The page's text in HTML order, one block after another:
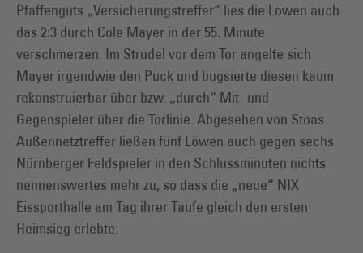
Pfaffenguts „Versicherungstreffer“ lies die Löwen auch
das 2:3 durch Cole Mayer in der 55. Minute
verschmerzen. Im Strudel vor dem Tor angelte sich
Mayer irgendwie den Puck und bugsierte diesen kaum
rekonstruierbar über bzw. „durch“ Mit- und
Gegenspieler über die Torlinie. Abgesehen von Stoas
Außennetztreffer ließen fünf Löwen auch gegen sechs
Nürnberger Feldspieler in den Schlussminuten nichts
nennenswertes mehr zu, so dass die „neue“ NIX
Eissporthalle am Tag ihrer Taufe gleich den ersten
Heimsieg erlebte: